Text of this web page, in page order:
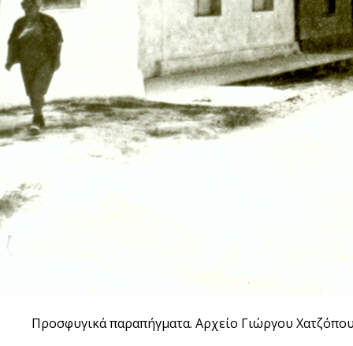
Προσφυγικά παραπήγματα. Αρχείο Γιώργου